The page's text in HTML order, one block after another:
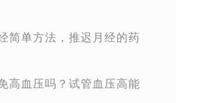
简单方法，推迟月经的药
高血压吗？试管血压高能